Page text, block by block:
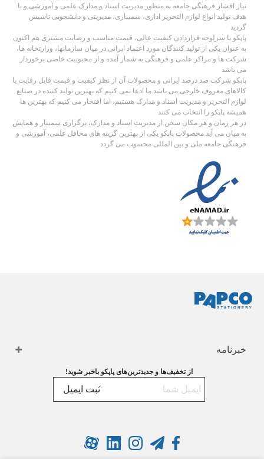
نیاز اقشار فرهنگی جامعه به منظور مدیریت اسناد و مدارک علمی و آموزشی و با
هدف تولید انواع لوازم التحریر اداری، سمیناری، مدیریتی و دانشجویی تاسیس
گردید
پاپکو با سرلوحه قراردادن کیفیت عالی، قیمت مناسب و رضایت مشتری هم اکنون
به عنوان یکی از تولید کنندگان مورد اعتماد ایرانی در میان سازمانها، وزارتخانه ها،
شرکت ها و مراکز علمی و فرهنگی به شمار آمده و از محبوبیت خاصی برخوردار
می باشد
پاپکو شرکت صد درصد ایرانی و محصولات آن از نظر کیفیت و قیمت قابل رقابت با
کالاهای معروف خارجی می باشد.ما ادعا نمی کنیم که بهترین تولید کننده در صنایع
لوازم التحریر و مدیریت اسناد و مدارک هستیم، اما افتخار می کنیم که بهترین ها
همیشه پاپکو را انتخاب می کنند
در هر زمان و هر مکان سخن از مدیریت اسناد و مدارک، برگزاری سمینار و همایش
به میان می آید محصولات پاپکو یکی از بهترین گزینه های محافل علمی، آموزشی و
فرهنگی جامعه ملی و بین المللی محسوب می گردد
خبرنامه
از تخفیف‌ها و جدیدترین‌های پاپکو باخبر شوید!
ثبت ایمیل